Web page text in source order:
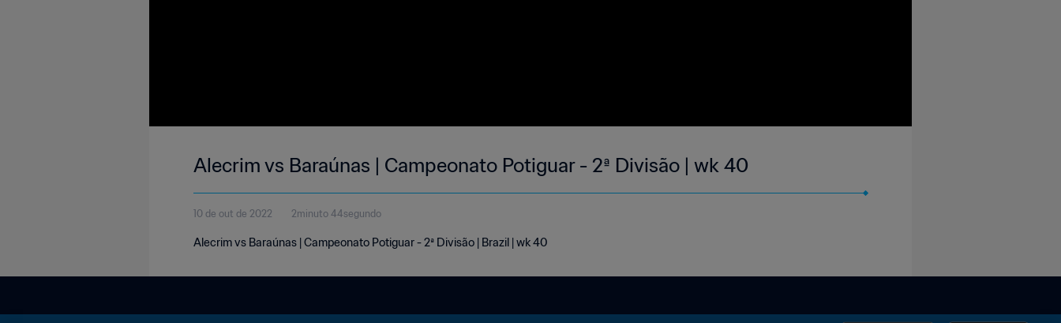
Alecrim vs Baraúnas | Campeonato Potiguar - 2ª Divisão | wk 40
10 de out de 2022 2minuto 44segundo
Alecrim vs Baraúnas | Campeonato Potiguar - 2ª Divisão | Brazil | wk 40